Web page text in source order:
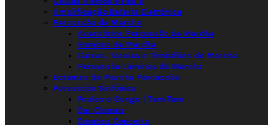
Amplificação Bateria Eletrónica
Percussão de Marcha
Acessórios Percussão de Marcha
Bombos de Marcha
Caixas, Tarolas e Timbalões de Marcha
Percussão Lâminas de Marcha
Estantes de Marcha Percussão
Percussão Sinfónica
Pratos e Gongs | Tam Tam
Bar Chimes
Bombos Concerto